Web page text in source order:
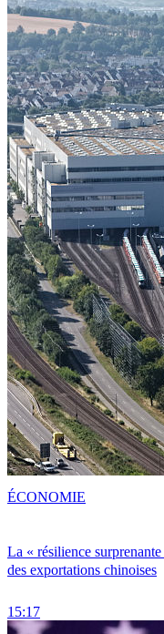
La « résilience
des exportations chinoises
15:17
ÉCONOMIE